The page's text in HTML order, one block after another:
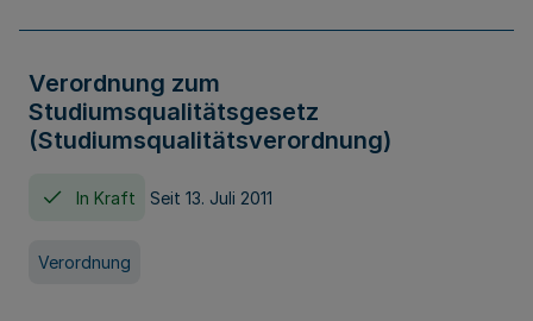
Verordnung zum
Studiumsqualitätsgesetz
(Studiumsqualitätsverordnung)
In Kraft Seit 13. Juli 2011
Verordnung